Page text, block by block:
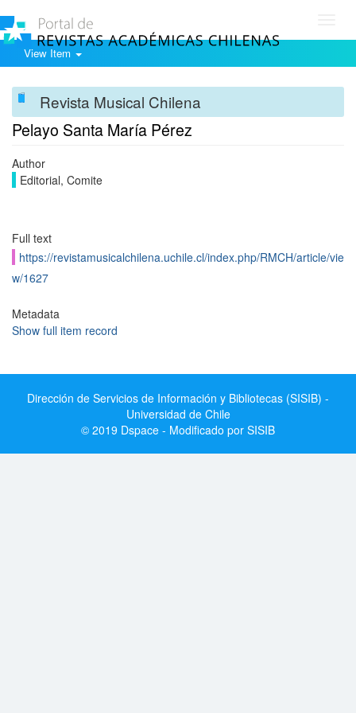
View Item
Revista Musical Chilena
Pelayo Santa María Pérez
Author
Editorial, Comite
Full text
https://revistamusicalchilena.uchile.cl/index.php/RMCH/article/vie
w/1627
Metadata
Show full item record
Dirección de Servicios de Información y Bibliotecas (SISIB) -
Universidad de Chile
© 2019 Dspace - Modificado por SISIB